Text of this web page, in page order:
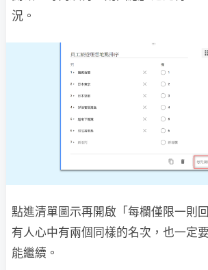
況。
點進清單圖示再開啟「每欄僅限一則
有人心中有兩個同樣的名次，也一定
能繼續。